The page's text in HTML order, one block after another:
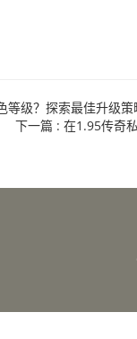
等级？探索最佳升级策
下一篇 : 在1.95传奇